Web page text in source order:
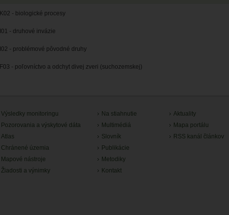
K02 - biologické procesy
I01 - druhové invázie
I02 - problémové pôvodné druhy
F03 - poľovníctvo a odchyt divej zveri (suchozemskej)
Výsledky monitoringu
Pozorovania a výskytové dáta
Atlas
Chránené územia
Mapové nástroje
Žiadosti a výnimky
Na stiahnutie
Multimédiá
Slovník
Publikácie
Metodiky
Kontakt
Aktuality
Mapa portálu
RSS kanál článkov